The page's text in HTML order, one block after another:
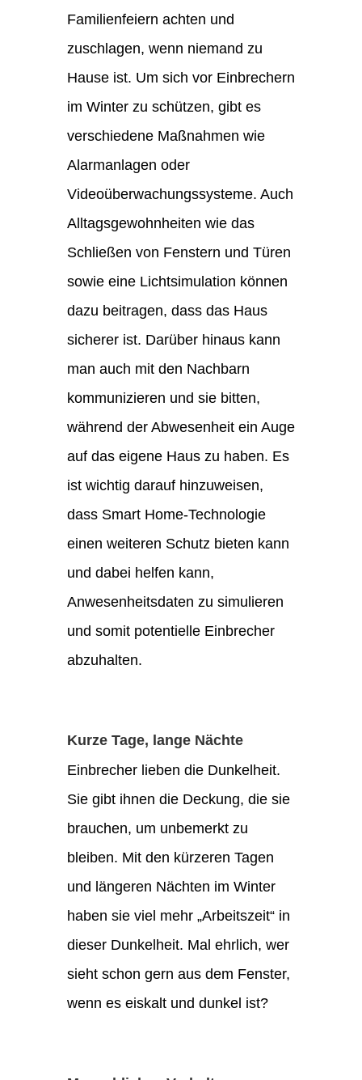
Familienfeiern achten und
zuschlagen, wenn niemand zu
Hause ist. Um sich vor Einbrechern
im Winter zu schützen, gibt es
verschiedene Maßnahmen wie
Alarmanlagen oder
Videoüberwachungssysteme. Auch
Alltagsgewohnheiten wie das
Schließen von Fenstern und Türen
sowie eine Lichtsimulation können
dazu beitragen, dass das Haus
sicherer ist. Darüber hinaus kann
man auch mit den Nachbarn
kommunizieren und sie bitten,
während der Abwesenheit ein Auge
auf das eigene Haus zu haben. Es
ist wichtig darauf hinzuweisen,
dass Smart Home-Technologie
einen weiteren Schutz bieten kann
und dabei helfen kann,
Anwesenheitsdaten zu simulieren
und somit potentielle Einbrecher
abzuhalten.
Kurze Tage, lange Nächte
Einbrecher lieben die Dunkelheit.
Sie gibt ihnen die Deckung, die sie
brauchen, um unbemerkt zu
bleiben. Mit den kürzeren Tagen
und längeren Nächten im Winter
haben sie viel mehr „Arbeitszeit“ in
dieser Dunkelheit. Mal ehrlich, wer
sieht schon gern aus dem Fenster,
wenn es eiskalt und dunkel ist?